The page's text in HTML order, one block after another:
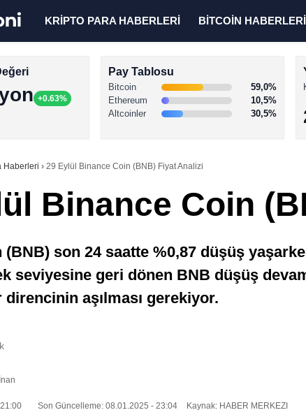
KRİPTO PARA HABERLERİ BİTCOİN HABERLERİ
+0.63%
Pay Tablosu
Bitcoin
59,0%
Ethereum
10,5%
Altcoinler
30,5%
Haberleri › 29 Eylül Binance Coin (BNB) Fiyat Analizi
Binance Coin
son 24 saatte %0,87 düşüş
seviyesine geri dönen BNB düşüş
aşılması gerekiyor.
Son Güncelleme: 08.01.2025 - 23:04 Kaynak: HABER MERKEZI